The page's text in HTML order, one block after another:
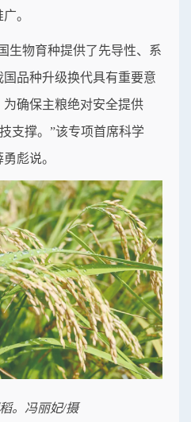
。
生物育种提供了先导性、系
品种升级换代具有重要意
确保主粮绝对安全提供
支撑。”该专项首席科学
彪说。
。冯丽妃/摄